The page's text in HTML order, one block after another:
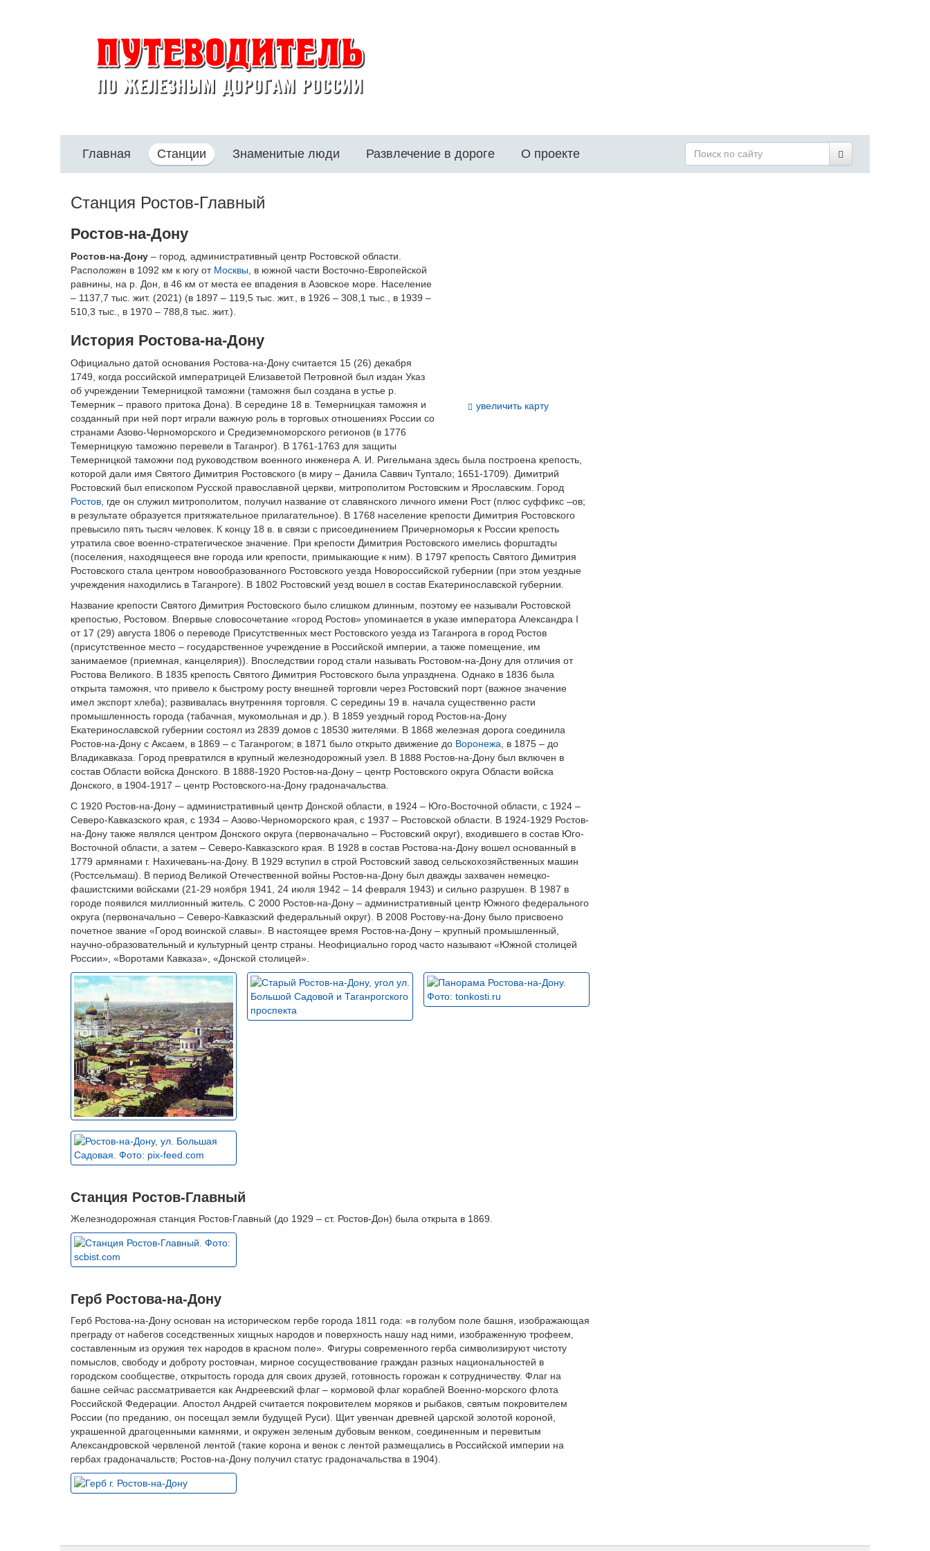
Главная Станции Знаменитые люди Развлечение в дороге О проекте
Станция Ростов-Главный
увеличить карту
Ростов-на-Дону
Ростов-на-Дону – город, административный центр Ростовской области.
Расположен в 1092 км к югу от Москвы , в южной части Восточно-Европейской
равнины, на р. Дон, в 46 км от места ее впадения в Азовское море. Население
– 1137,7 тыс. жит. (2021) (в 1897 – 119,5 тыс. жит., в 1926 – 308,1 тыс., в 1939 –
510,3 тыс., в 1970 – 788,8 тыс. жит.).
История Ростова-на-Дону
Официально датой основания Ростова-на-Дону считается 15 (26) декабря
1749, когда российской императрицей Елизаветой Петровной был издан Указ
об учреждении Темерницкой таможни (таможня был создана в устье р.
Темерник – правого притока Дона). В середине 18 в. Темерницкая таможня и
созданный при ней порт играли важную роль в торговых отношениях России со
странами Азово-Черноморского и Средиземноморского регионов (в 1776
Темерницкую таможню перевели в Таганрог). В 1761-1763 для защиты
Темерницкой таможни под руководством военного инженера А. И. Ригельмана здесь была построена крепость,
которой дали имя Святого Димитрия Ростовского (в миру – Данила Саввич Туптало; 1651-1709). Димитрий
Ростовский был епископом Русской православной церкви, митрополитом Ростовским и Ярославским. Город
Ростов , где он служил митрополитом, получил название от славянского личного имени Рост (плюс суффикс –ов;
в результате образуется притяжательное прилагательное). В 1768 население крепости Димитрия Ростовского
превысило пять тысяч человек. К концу 18 в. в связи с присоединением Причерноморья к России крепость
утратила свое военно-стратегическое значение. При крепости Димитрия Ростовского имелись форштадты
(поселения, находящееся вне города или крепости, примыкающие к ним). В 1797 крепость Святого Димитрия
Ростовского стала центром новообразованного Ростовского уезда Новороссийской губернии (при этом уездные
учреждения находились в Таганроге). В 1802 Ростовский уезд вошел в состав Екатеринославской губернии.
Название крепости Святого Димитрия Ростовского было слишком длинным, поэтому ее называли Ростовской
крепостью, Ростовом. Впервые словосочетание «город Ростов» упоминается в указе императора Александра I
от 17 (29) августа 1806 о переводе Присутственных мест Ростовского уезда из Таганрога в город Ростов
(присутственное место – государственное учреждение в Российской империи, а также помещение, им
занимаемое (приемная, канцелярия)). Впоследствии город стали называть Ростовом-на-Дону для отличия от
Ростова Великого. В 1835 крепость Святого Димитрия Ростовского была упразднена. Однако в 1836 была
открыта таможня, что привело к быстрому росту внешней торговли через Ростовский порт (важное значение
имел экспорт хлеба); развивалась внутренняя торговля. С середины 19 в. начала существенно расти
промышленность города (табачная, мукомольная и др.). В 1859 уездный город Ростов-на-Дону
Екатеринославской губернии состоял из 2839 домов с 18530 жителями. В 1868 железная дорога соединила
Ростов-на-Дону с Аксаем, в 1869 – с Таганрогом; в 1871 было открыто движение до Воронежа , в 1875 – до
Владикавказа. Город превратился в крупный железнодорожный узел. В 1888 Ростов-на-Дону был включен в
состав Области войска Донского. В 1888-1920 Ростов-на-Дону – центр Ростовского округа Области войска
Донского, в 1904-1917 – центр Ростовского-на-Дону градоначальства.
С 1920 Ростов-на-Дону – административный центр Донской области, в 1924 – Юго-Восточной области, с 1924 –
Северо-Кавказского края, с 1934 – Азово-Черноморского края, с 1937 – Ростовской области. В 1924-1929 Ростов-
на-Дону также являлся центром Донского округа (первоначально – Ростовский округ), входившего в состав Юго-
Восточной области, а затем – Северо-Кавказского края. В 1928 в состав Ростова-на-Дону вошел основанный в
1779 армянами г. Нахичевань-на-Дону. В 1929 вступил в строй Ростовский завод сельскохозяйственных машин
(Ростсельмаш). В период Великой Отечественной войны Ростов-на-Дону был дважды захвачен немецко-
фашистскими войсками (21-29 ноября 1941, 24 июля 1942 – 14 февраля 1943) и сильно разрушен. В 1987 в
городе появился миллионный житель. С 2000 Ростов-на-Дону – административный центр Южного федерального
округа (первоначально – Северо-Кавказский федеральный округ). В 2008 Ростову-на-Дону было присвоено
почетное звание «Город воинской славы». В настоящее время Ростов-на-Дону – крупный промышленный,
научно-образовательный и культурный центр страны. Неофициально город часто называют «Южной столицей
России», «Воротами Кавказа», «Донской столицей».
Станция Ростов-Главный
Железнодорожная станция Ростов-Главный (до 1929 – ст. Ростов-Дон) была открыта в 1869.
Герб Ростова-на-Дону
Герб Ростова-на-Дону основан на историческом гербе города 1811 года: «в голубом поле башня, изображающая
преграду от набегов соседственных хищных народов и поверхность нашу над ними, изображенную трофеем,
составленным из оружия тех народов в красном поле». Фигуры современного герба символизируют чистоту
помыслов, свободу и доброту ростовчан, мирное сосуществование граждан разных национальностей в
городском сообществе, открытость города для своих друзей, готовность горожан к сотрудничеству. Флаг на
башне сейчас рассматривается как Андреевский флаг – кормовой флаг кораблей Военно-морского флота
Российской Федерации. Апостол Андрей считается покровителем моряков и рыбаков, святым покровителем
России (по преданию, он посещал земли будущей Руси). Щит увенчан древней царской золотой короной,
украшенной драгоценными камнями, и окружен зеленым дубовым венком, соединенным и перевитым
Александровской червленой лентой (такие корона и венок с лентой размещались в Российской империи на
гербах градоначальств; Ростов-на-Дону получил статус градоначальства в 1904).